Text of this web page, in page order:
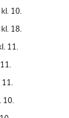
10.
18.
11.
10.